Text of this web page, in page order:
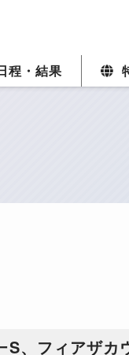
程・結果
S、フィアザカ